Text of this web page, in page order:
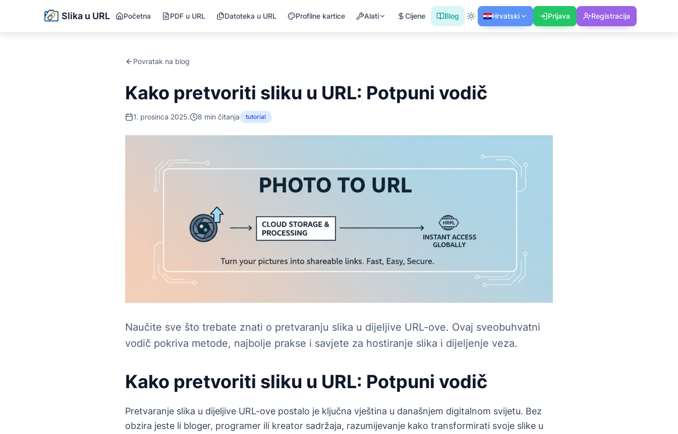
Slika u URL Početna PDF u URL Datoteka u URL Profilne kartice Alati Cijene Blog Hrvatski Prijava Registracija
Povratak na blog
Kako pretvoriti sliku u URL: Potpuni vodič
1. prosinca 2025. 8 min čitanja tutorial
Naučite sve što trebate znati o pretvaranju slika u dijeljive URL-ove. Ovaj sveobuhvatni
vodič pokriva metode, najbolje prakse i savjete za hostiranje slika i dijeljenje veza.
Kako pretvoriti sliku u URL: Potpuni vodič
Pretvaranje slika u dijeljive URL-ove postalo je ključna vještina u današnjem digitalnom svijetu. Bez
obzira jeste li bloger, programer ili kreator sadržaja, razumijevanje kako transformirati svoje slike u